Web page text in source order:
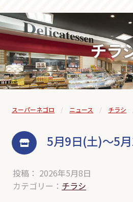
チラ
スーパーネゴロ ニュース チラシ
5月9日(土)～5
投稿： 2026年5月8日
カテゴリー： チラシ